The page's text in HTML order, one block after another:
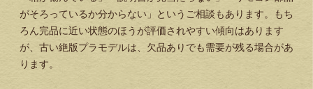
がそろっているか分からない」というご相談もあります。もち
ろん完品に近い状態のほうが評価されやすい傾向はあります
が、古い絶版プラモデルは、欠品ありでも需要が残る場合があ
ります。